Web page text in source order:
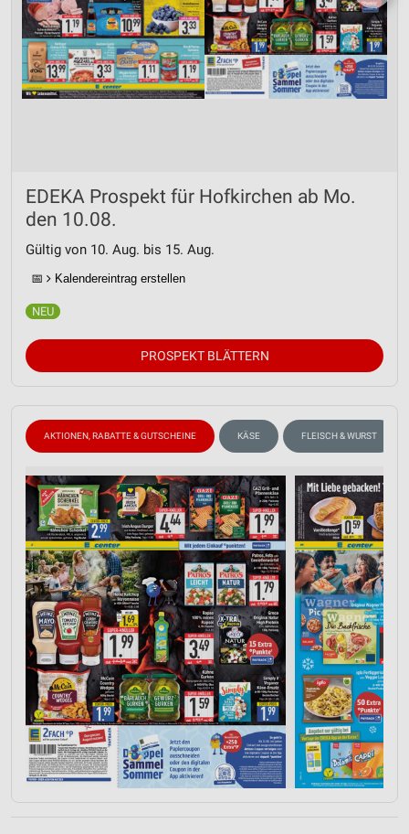
EDEKA Prospekt für Hofkirchen ab Mo.
den 10.08.
Gültig von 10. Aug. bis 15. Aug.
📅 Kalendereintrag erstellen
PROSPEKT BLÄTTERN
AKTIONEN, RABATTE & GUTSCHEINE KÄSE FLEISCH & WURST